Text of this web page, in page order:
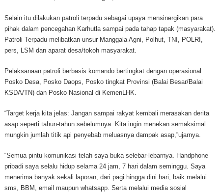
Selain itu dilakukan patroli terpadu sebagai upaya mensinergikan para
pihak dalam pencegahan Karhutla sampai pada tahap tapak (masyarakat).
Patroli Terpadu melibatkan unsur Manggala Agni, Polhut, TNI, POLRI,
pers, LSM dan aparat desa/tokoh masyarakat.
Pelaksanaan patroli berbasis komando bertingkat dengan operasional
Posko Desa, Posko Daops, Posko tingkat Provinsi (Balai Besar/Balai
KSDA/TN) dan Posko Nasional di KemenLHK.
“Target kerja kita jelas: Jangan sampai rakyat kembali merasakan derita
asap seperti tahun-tahun sebelumnya. Kita ingin menekan semaksimal
mungkin jumlah titik api penyebab meluasnya dampak asap,”ujarnya.
“Semua pintu komunikasi telah saya buka selebar-lebarnya. Handphone
pribadi saya selalu hidup selama 24 jam, 7 hari dalam seminggu. Saya
menerima banyak sekali laporan, dari pagi hingga dini hari, baik melalui
sms, BBM, email maupun whatsapp. Serta melalui media sosial